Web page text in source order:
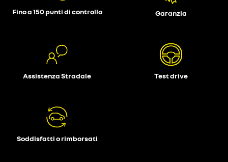
Fino a 150 punti di controllo Garanzia
Assistenza Stradale Test drive
Soddisfatti o rimborsati